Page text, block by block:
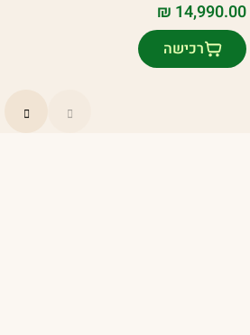
₪ 14,990.00
רכישה